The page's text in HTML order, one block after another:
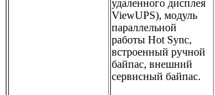
удаленного дисплея
ViewUPS), модуль
параллельной
работы Hot Sync,
встроенный ручной
байпас, внешний
сервисный байпас.